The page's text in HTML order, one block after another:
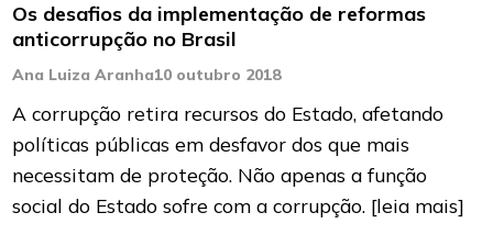
Os desafios da implementação de reformas
anticorrupção no Brasil
Ana Luiza Aranha10 outubro 2018
A corrupção retira recursos do Estado, afetando
políticas públicas em desfavor dos que mais
necessitam de proteção. Não apenas a função
social do Estado sofre com a corrupção. [leia mais]